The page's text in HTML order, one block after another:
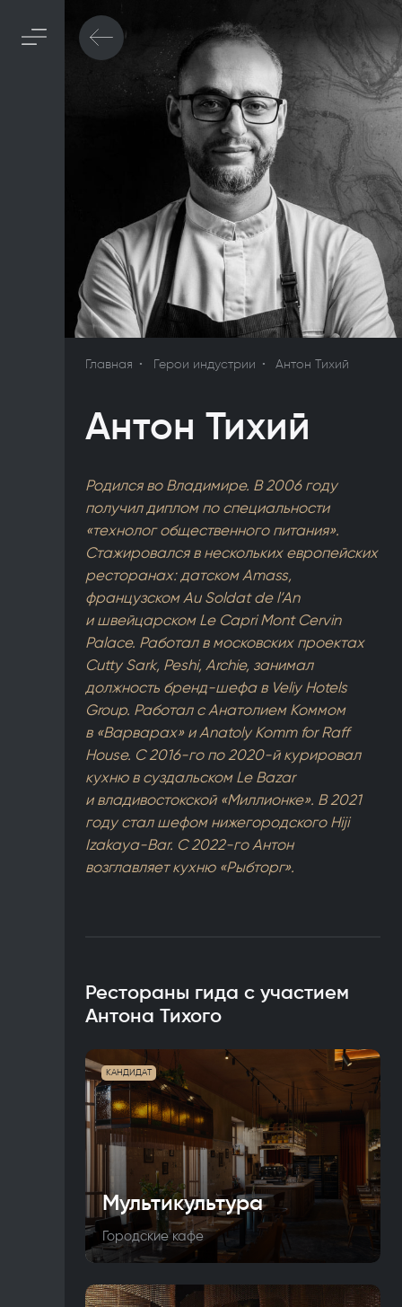
Главная Герои индустрии Антон Тихий
Антон Тихий
Родился во Владимире. В 2006 году
получил диплом по специальности
«технолог общественного питания».
Стажировался в нескольких европейских
ресторанах: датском Amass,
французском Au Soldat de l’An
и швейцарском Le Capri Mont Cervin
Palace. Работал в московских проектах
Cutty Sark, Peshi, Archie, занимал
должность бренд-шефа в Veliy Hotels
Group. Работал с Анатолием Коммом
в «Варварах» и Anatoly Komm for Raff
House. С 2016-го по 2020-й курировал
кухню в суздальском Le Bazar
и владивостокской «Миллионке». В 2021
году стал шефом нижегородского Hiji
Izakaya-Bar. С 2022-го Антон
возглавляет кухню «Рыбторг».
Рестораны гида с участием
Антона Тихого
КАНДИДАТ
Мультикультура
Городские кафе